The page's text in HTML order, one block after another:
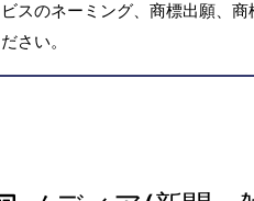
ビスのネーミング、商標出願、
ださい。